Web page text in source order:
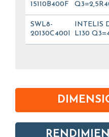
15110B400FL_012
SWL8-
20130C400FL_028
INTELIS
L130